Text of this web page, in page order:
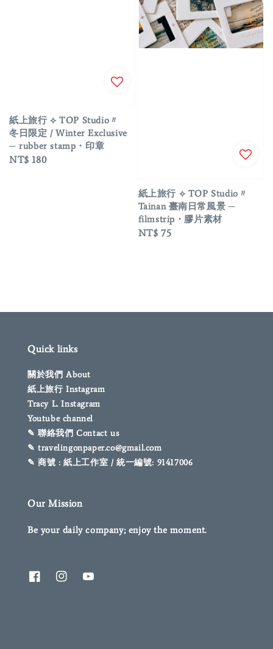
紙上旅行 ⟡ TOP Studio〃
冬日限定 / Winter Exclusive
─ rubber stamp・印章
Regular
NT$ 180
紙上旅行 ⟡ TOP Studio〃
Tainan 臺南日常風景 ─
filmstrip・膠片素材
Regular
NT$ 75
Quick links
關於我們 About
紙上旅行 Instagram
Tracy L. Instagram
Youtube channel
✎ 聯絡我們 Contact us
✎ travelingonpaper.co@gmail.com
✎ 商號 : 紙上工作室 / 統一編號: 91417006
Our Mission
Be your daily company; enjoy the moment.